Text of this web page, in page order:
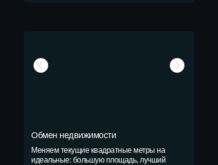
Обмен недвижимости
Меняем текущие квадратные метры на
идеальные: большую площадь, лучший